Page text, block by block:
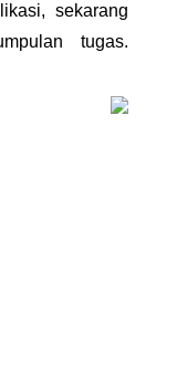
sekarang
tugas.